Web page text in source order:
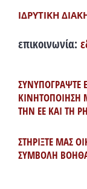
ΙΔΡΥΤΙΚΗ
επικοινωνία:
ΣΥΝΥΠΟΓΡΑΨΤΕ
ΚΙΝΗΤΟΠΟΙΗΣΗ
ΤΗΝ ΕΕ ΚΑΙ ΤΗ
ΣΤΗΡΙΞΤΕ ΜΑΣ
ΣΥΜΒΟΛΗ